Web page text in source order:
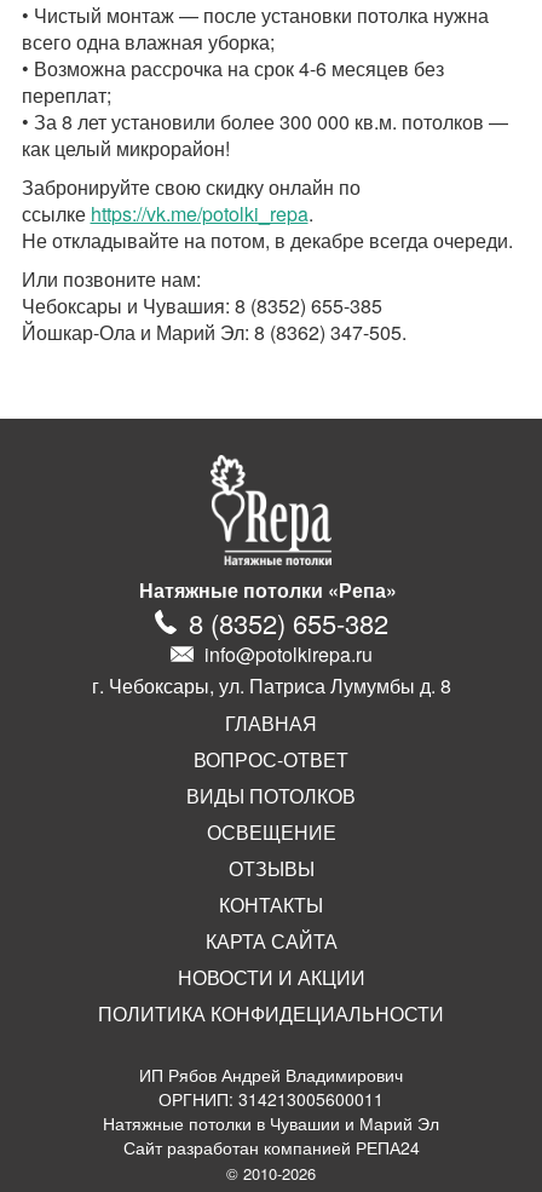
• Чистый монтаж — после установки потолка нужна
всего одна влажная уборка;
• Возможна рассрочка на срок 4-6 месяцев без
переплат;
• За 8 лет установили более 300 000 кв.м. потолков —
как целый микрорайон!
Забронируйте свою скидку онлайн по
ссылке https://vk.me/potolki_repa.
Не откладывайте на потом, в декабре всегда очереди.
Или позвоните нам:
Чебоксары и Чувашия: 8 (8352) 655-385
Йошкар-Ола и Марий Эл: 8 (8362) 347-505.
Натяжные потолки «Репа»
8 (8352) 655-382
info@potolkirepa.ru
г. Чебоксары, ул. Патриса Лумумбы д. 8
ГЛАВНАЯ
ВОПРОС-ОТВЕТ
ВИДЫ ПОТОЛКОВ
ОСВЕЩЕНИЕ
ОТЗЫВЫ
КОНТАКТЫ
КАРТА САЙТА
НОВОСТИ И АКЦИИ
ПОЛИТИКА КОНФИДЕЦИАЛЬНОСТИ
ИП Рябов Андрей Владимирович
ОРГНИП: 314213005600011
Натяжные потолки в Чувашии и Марий Эл
Сайт разработан компанией РЕПА24
© 2010-2026